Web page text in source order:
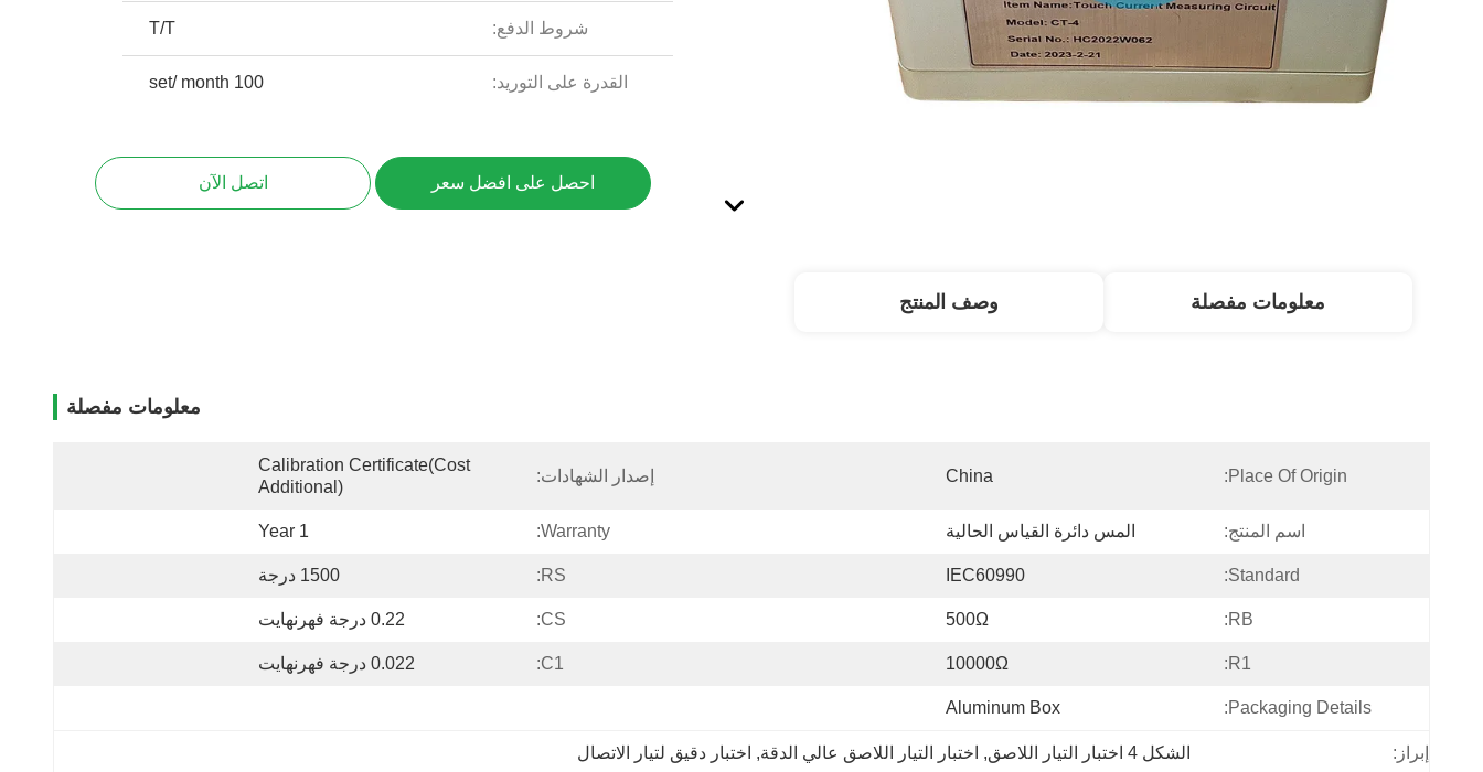
شروط الدفع: T/T
القدرة على التوريد: 100 set/ month
احصل على افضل سعر اتصل الآن
معلومات مفصلة وصف المنتج
معلومات مفصلة
Place Of Origin:
China إصدار الشهادات:
Calibration Certificate(cost
Additional)
اسم المنتج: المس دائرة القياس الحالية Warranty:
1 Year
Standard:
IEC60990
RS: 1500 درجة
RB:
500Ω
CS: 0.22 درجة فهرنهايت
R1:
10000Ω
C1: 0.022 درجة فهرنهايت
Packaging Details:
Aluminum Box
إبراز: الشكل 4 اختبار التيار اللاصق , اختبار التيار اللاصق عالي الدقة, اختبار دقيق لتيار الاتصال